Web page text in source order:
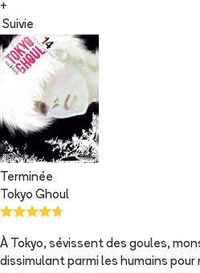
+
Suivie
Terminée
Tokyo Ghoul
À Tokyo, sévissent des goules,
dissimulant parmi les humains pour